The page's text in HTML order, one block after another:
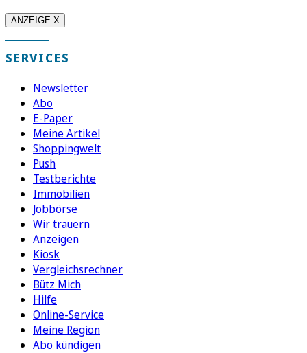
ANZEIGE X
SERVICES
Newsletter
Abo
E-Paper
Meine Artikel
Shoppingwelt
Push
Testberichte
Immobilien
Jobbörse
Wir trauern
Anzeigen
Kiosk
Vergleichsrechner
Bütz Mich
Hilfe
Online-Service
Meine Region
Abo kündigen